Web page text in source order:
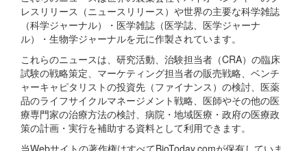
レスリリース（ニュースリリース）や世界の主要な科学雑誌
（科学ジャーナル）・医学雑誌（医学誌、医学ジャーナ
ル）・生物学ジャーナルを元に作製されています。
これらのニュースは、研究活動、治験担当者（CRA）の臨床
試験の戦略策定、マーケティング担当者の販売戦略、ベンチ
ャーキャピタリストの投資先（ファイナンス）の検討、医薬
品のライフサイクルマネージメント戦略、医師やその他の医
療専門家の治療方法の検討、病院・地域医療・政府の医療政
策の計画・実行を補助する資料として利用できます。